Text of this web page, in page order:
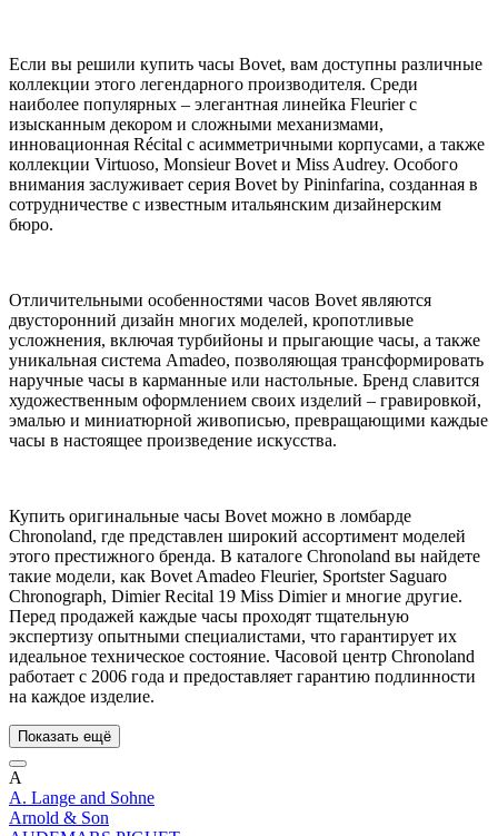
Если вы решили купить часы Bovet, вам доступны различные
коллекции этого легендарного производителя. Среди
наиболее популярных – элегантная линейка Fleurier с
изысканным декором и сложными механизмами,
инновационная Récital с асимметричными корпусами, а также
коллекции Virtuoso, Monsieur Bovet и Miss Audrey. Особого
внимания заслуживает серия Bovet by Pininfarina, созданная в
сотрудничестве с известным итальянским дизайнерским
бюро.
Отличительными особенностями часов Bovet являются
двусторонний дизайн многих моделей, кропотливые
усложнения, включая турбийоны и прыгающие часы, а также
уникальная система Amadeo, позволяющая трансформировать
наручные часы в карманные или настольные. Бренд славится
художественным оформлением своих изделий – гравировкой,
эмалью и миниатюрной живописью, превращающими каждые
часы в настоящее произведение искусства.
Купить оригинальные часы Bovet можно в ломбарде
Chronoland, где представлен широкий ассортимент моделей
этого престижного бренда. В каталоге Chronoland вы найдете
такие модели, как Bovet Amadeo Fleurier, Sportster Saguaro
Chronograph, Dimier Recital 19 Miss Dimier и многие другие.
Перед продажей каждые часы проходят тщательную
экспертизу опытными специалистами, что гарантирует их
идеальное техническое состояние. Часовой центр Chronoland
работает с 2006 года и предоставляет гарантию подлинности
на каждое изделие.
Показать ещё
A
A. Lange and Sohne
Arnold & Son